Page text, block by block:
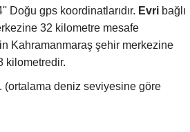
Doğu gps koordinatlarıdır. Evri bağlı
32 kilometre mesafe
Kahramanmaraş şehir merkezine
kilometredir.
(ortalama deniz seviyesine göre